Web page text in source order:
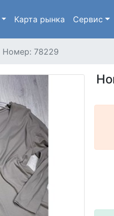
Карта рынка Сервис
Номер: 78229